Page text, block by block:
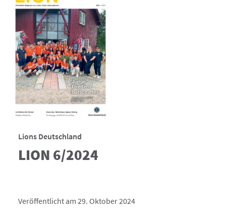
Lions Deutschland
LION 6/2024
Veröffentlicht am 29. Oktober 2024